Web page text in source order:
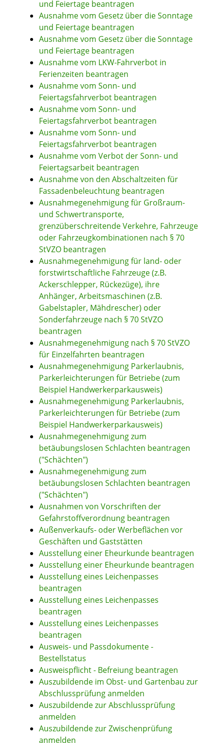
und Feiertage beantragen
Ausnahme vom Gesetz über die Sonntage
und Feiertage beantragen
Ausnahme vom Gesetz über die Sonntage
und Feiertage beantragen
Ausnahme vom LKW-Fahrverbot in
Ferienzeiten beantragen
Ausnahme vom Sonn- und
Feiertagsfahrverbot beantragen
Ausnahme vom Sonn- und
Feiertagsfahrverbot beantragen
Ausnahme vom Sonn- und
Feiertagsfahrverbot beantragen
Ausnahme vom Verbot der Sonn- und
Feiertagsarbeit beantragen
Ausnahme von den Abschaltzeiten für
Fassadenbeleuchtung beantragen
Ausnahmegenehmigung für Großraum-
und Schwertransporte,
grenzüberschreitende Verkehre, Fahrzeuge
oder Fahrzeugkombinationen nach § 70
StVZO beantragen
Ausnahmegenehmigung für land- oder
forstwirtschaftliche Fahrzeuge (z.B.
Ackerschlepper, Rückezüge), ihre
Anhänger, Arbeitsmaschinen (z.B.
Gabelstapler, Mähdrescher) oder
Sonderfahrzeuge nach § 70 StVZO
beantragen
Ausnahmegenehmigung nach § 70 StVZO
für Einzelfahrten beantragen
Ausnahmegenehmigung Parkerlaubnis,
Parkerleichterungen für Betriebe (zum
Beispiel Handwerkerparkausweis)
Ausnahmegenehmigung Parkerlaubnis,
Parkerleichterungen für Betriebe (zum
Beispiel Handwerkerparkausweis)
Ausnahmegenehmigung zum
betäubungslosen Schlachten beantragen
("Schächten")
Ausnahmegenehmigung zum
betäubungslosen Schlachten beantragen
("Schächten")
Ausnahmen von Vorschriften der
Gefahrstoffverordnung beantragen
Außenverkaufs- oder Werbeflächen vor
Geschäften und Gaststätten
Ausstellung einer Eheurkunde beantragen
Ausstellung einer Eheurkunde beantragen
Ausstellung eines Leichenpasses
beantragen
Ausstellung eines Leichenpasses
beantragen
Ausstellung eines Leichenpasses
beantragen
Ausweis- und Passdokumente -
Bestellstatus
Ausweispflicht - Befreiung beantragen
Auszubildende im Obst- und Gartenbau zur
Abschlussprüfung anmelden
Auszubildende zur Abschlussprüfung
anmelden
Auszubildende zur Zwischenprüfung
anmelden